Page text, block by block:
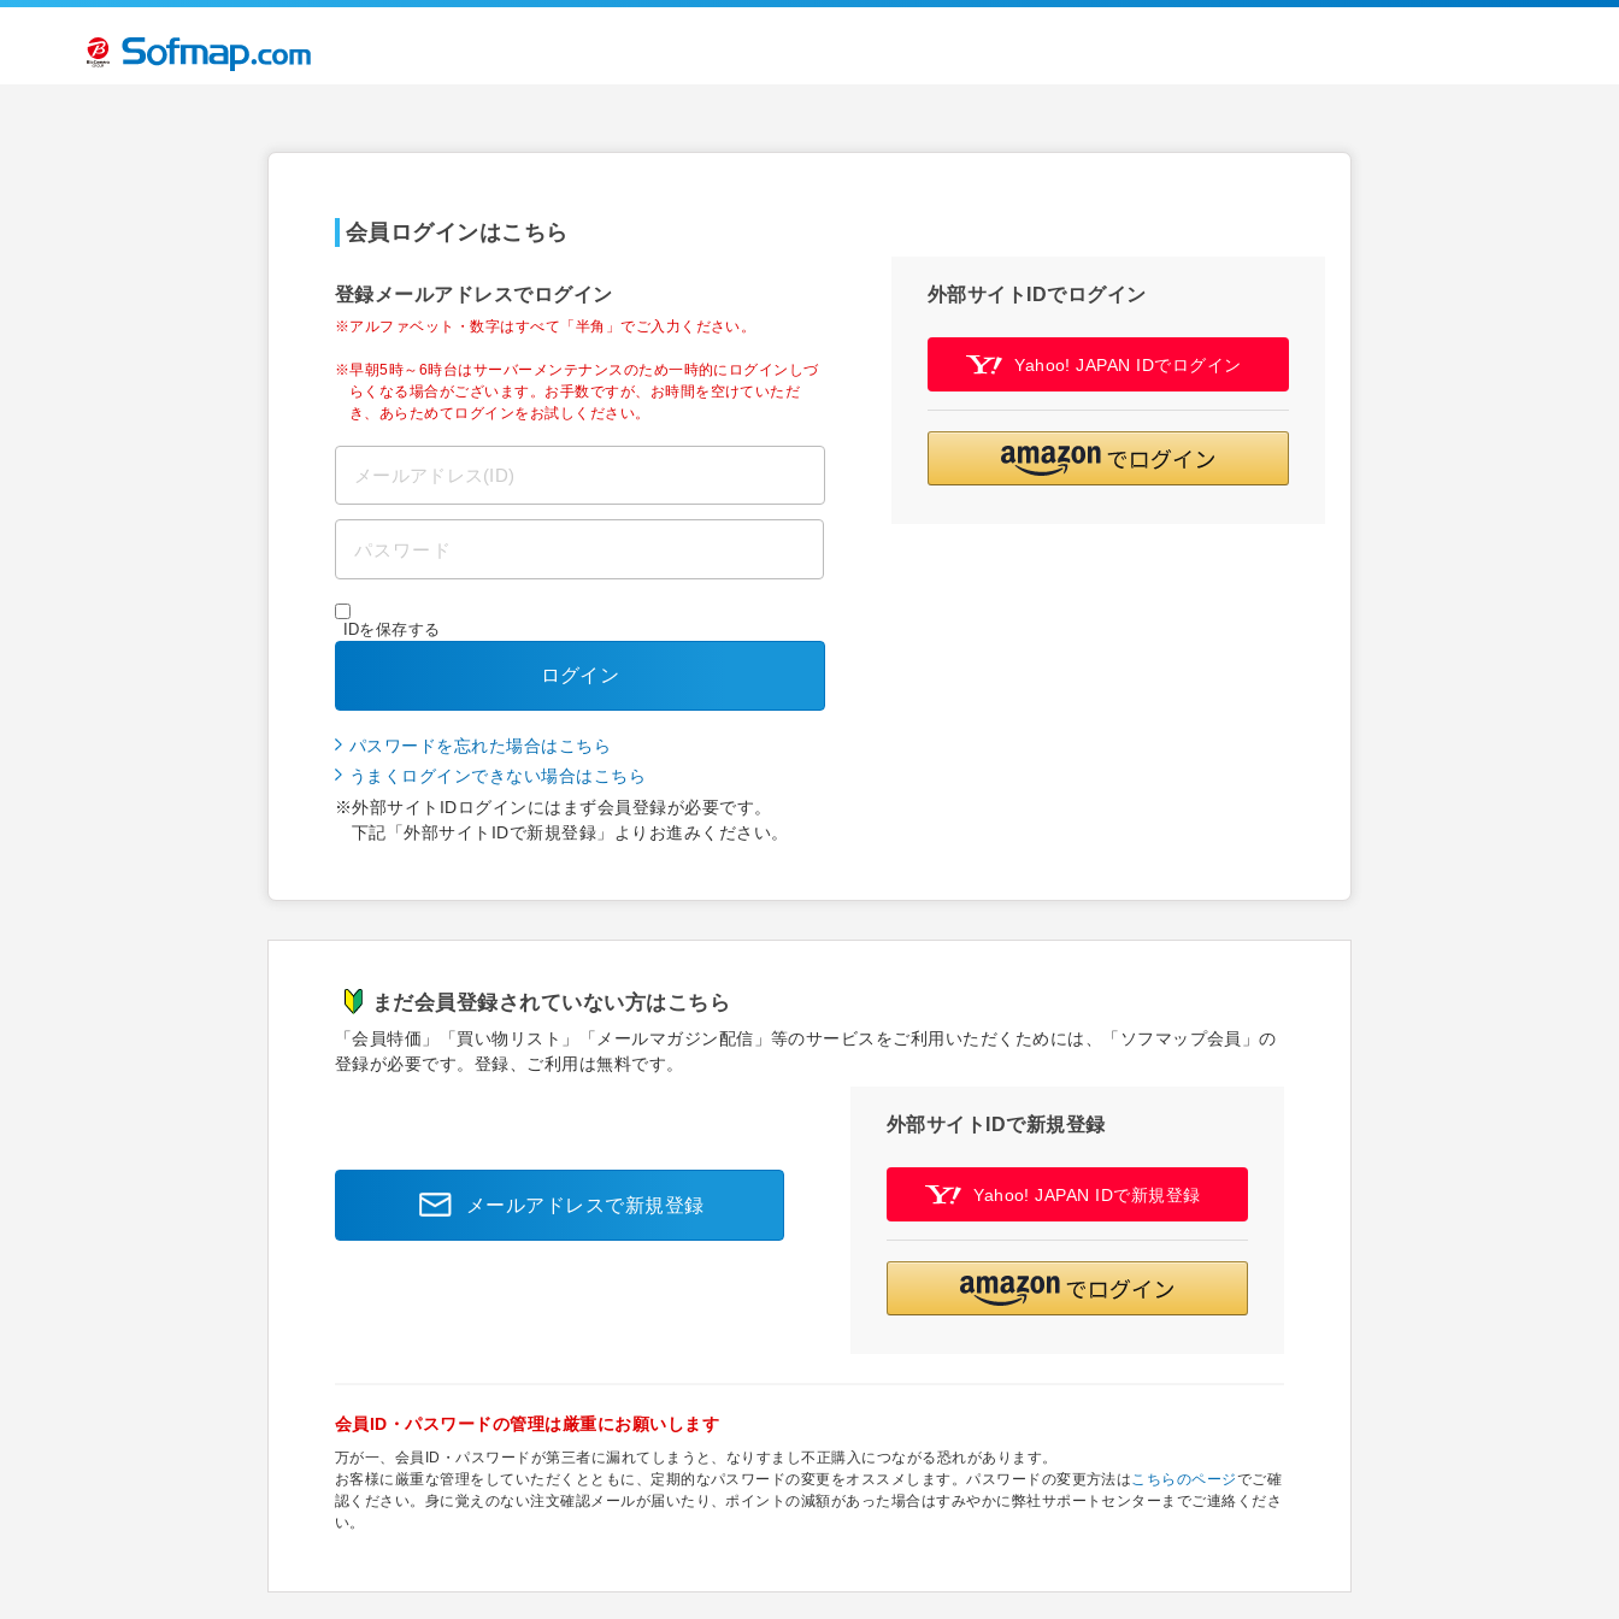
会員ログインはこちら
登録メールアドレスでログイン
※アルファベット・数字はすべて「半角」でご入力ください。
※早朝5時～6時台はサーバーメンテナンスのため一時的にログインしづ
らくなる場合がございます。お手数ですが、お時間を空けていただ
き、あらためてログインをお試しください。
IDを保存する
ログイン
パスワードを忘れた場合はこちら
うまくログインできない場合はこちら
※外部サイトIDログインにはまず会員登録が必要です。
下記「外部サイトIDで新規登録」よりお進みください。
外部サイトIDでログイン
Yahoo! JAPAN IDでログイン
まだ会員登録されていない方はこちら
「会員特価」「買い物リスト」「メールマガジン配信」等のサービスをご利用いただくためには、「ソフマップ会員」の
登録が必要です。登録、ご利用は無料です。
メールアドレスで新規登録
外部サイトIDで新規登録
Yahoo! JAPAN IDで新規登録
会員ID・パスワードの管理は厳重にお願いします
万が一、会員ID・パスワードが第三者に漏れてしまうと、なりすまし不正購入につながる恐れがあります。
お客様に厳重な管理をしていただくとともに、定期的なパスワードの変更をオススメします。パスワードの変更方法はこちらのページでご確
認ください。身に覚えのない注文確認メールが届いたり、ポイントの減額があった場合はすみやかに弊社サポートセンターまでご連絡くださ
い。